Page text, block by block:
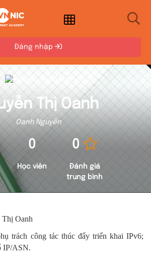
Đăng nhập
Thị Oanh
Oanh Nguyễn
0
Học viên
0
Đánh giá
trung bình
Oanh
trách công tác thúc đẩy triển khai IPv6;
IP/ASN.